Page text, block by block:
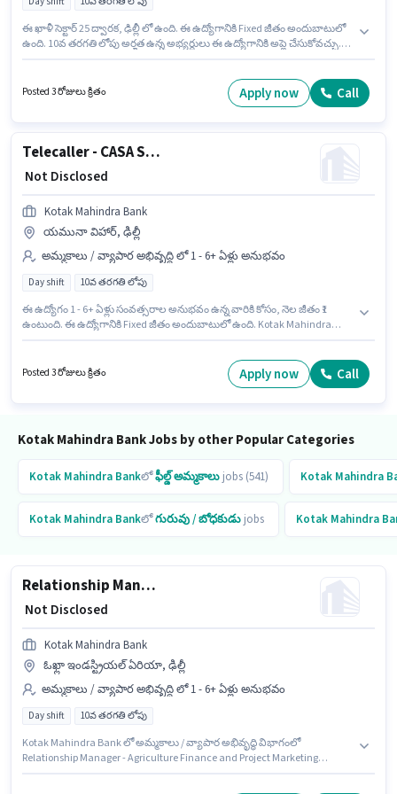
ఈ ఖాళీ సెక్టార్ 25 ద్వారక, ఢిల్లీ లో ఉంది. ఈ ఉద్యోగానికి Fixed జీతం అందుబాటులో
ఉంది. 10వ తరగతి లోపు అర్హత ఉన్న అభ్యర్థులు ఈ ఉద్యోగానికి అప్లై చేసుకోవచ్చు.
Senior Relationship Officer - Digital Banking గా చేరండి. ఈ ఉద్యోగం 5 - 6+
ఏళ్లు సంవత్సరాల అనుభవం ఉన్న వారికి కోసం, నెల జీతం ₹1 ఉంటుంది.
Posted 3 రోజులు క్రితం Apply now Call
Telecaller - CASA Sales
₹ Not Disclosed
Kotak Mahindra Bank
యమునా విహార్, ఢిల్లీ
అమ్మకాలు / వ్యాపార అభివృద్ధి లో 1 - 6+ ఏళ్లు అనుభవం
Day shift 10వ తరగతి లోపు
ఈ ఉద్యోగం 1 - 6+ ఏళ్లు సంవత్సరాల అనుభవం ఉన్న వారికి కోసం, నెల జీతం ₹1
ఉంటుంది. ఈ ఉద్యోగానికి Fixed జీతం అందుబాటులో ఉంది. Kotak Mahindra
ప్రాతిపదికపై, DAY shift మరియు వారానికి 5 days working ఉన్నాయి. 10వ తరగతి
లోపు అర్హత ఉన్న అభ్యర్థులు ఈ ఉద్యోగానికి అప్లై చేసుకోవచ్చు.
Posted 3 రోజులు క్రితం Apply now Call
Kotak Mahindra Bank Jobs by other Popular Categories
Kotak Mahindra Bankలోఫీల్డ్ అమ్మకాలు jobs (541) Kotak Mahindra
Kotak Mahindra Bankలోగురువు / బోధకుడు jobs Kotak Mahindra
Relationship Manager - Agriculture Finance and Project Marketing Operations
₹ Not Disclosed
Kotak Mahindra Bank
ఓఖ్లా ఇండస్ట్రియల్ ఏరియా, ఢిల్లీ
అమ్మకాలు / వ్యాపార అభివృద్ధి లో 1 - 6+ ఏళ్లు అనుభవం
Day shift 10వ తరగతి లోపు
Kotak Mahindra Bank లో అమ్మకాలు / వ్యాపార అభివృద్ధి విభాగంలో
Relationship Manager - Agriculture Finance and Project Marketing